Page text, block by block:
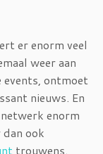
er enorm veel
weer aan
events, ontmoet
nieuws. En
enorm
ook
trouwens.